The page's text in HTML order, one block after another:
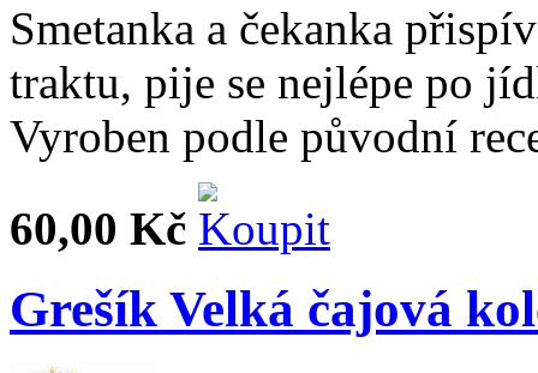
Smetanka a čekanka
traktu, pije se nejlépe po
Vyroben podle původní
60,00 Kč
Grešík Velká čajová